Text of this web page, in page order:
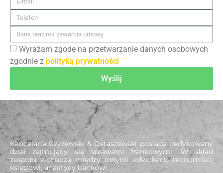
Wyrażam zgodę na przetwarzanie danych osobowych
zgodnie z polityką prywatności
Wyślij
Kancelaria Czyżewski & Ostaszewski posiada dedykowany
dział zajmujący się sprawami frankowymi. W skład
zespołu wchodzą między innymi adwokaci, ekonomiści,
księgowi, analitycy bankowi.